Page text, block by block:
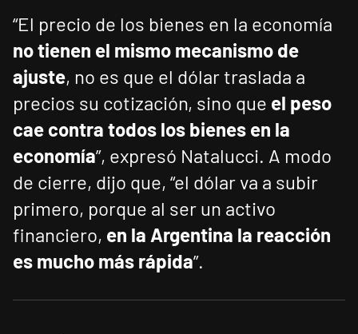
“El precio de los bienes en la economía
no tienen el mismo mecanismo de
ajuste, no es que el dólar traslada a
precios su cotización, sino que el peso
cae contra todos los bienes en la
economía”, expresó Natalucci. A modo
de cierre, dijo que, “el dólar va a subir
primero, porque al ser un activo
financiero, en la Argentina la reacción
es mucho más rápida”.